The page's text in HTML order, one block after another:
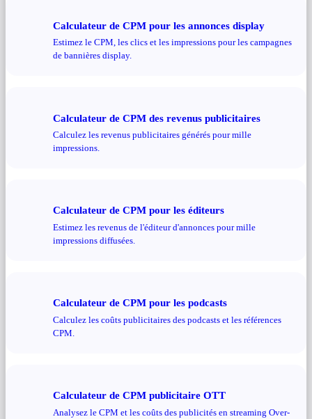
Calculateur de CPM pour les annonces display
Estimez le CPM, les clics et les impressions pour les campagnes
de bannières display.
Calculateur de CPM des revenus publicitaires
Calculez les revenus publicitaires générés pour mille
impressions.
Calculateur de CPM pour les éditeurs
Estimez les revenus de l'éditeur d'annonces pour mille
impressions diffusées.
Calculateur de CPM pour les podcasts
Calculez les coûts publicitaires des podcasts et les références
CPM.
Calculateur de CPM publicitaire OTT
Analysez le CPM et les coûts des publicités en streaming Over-